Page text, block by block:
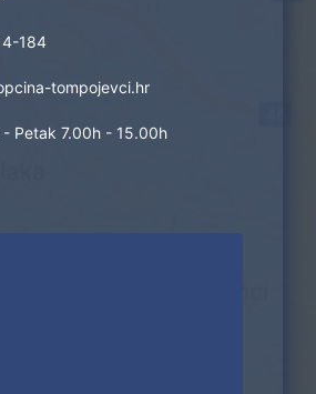
184
tompojevci.hr
- Petak 7.00h - 15.00h